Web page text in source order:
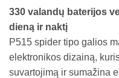
330 valandų baterijos
dieną ir naktį
P515 spider tipo galios
elektronikos dizainą,
suvartojimą ir sumažina